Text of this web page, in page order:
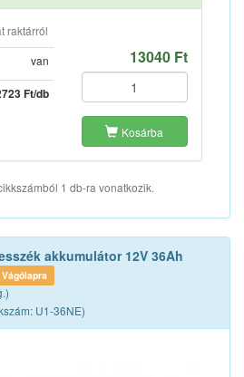
raktárról
van
Ft/db
13040 Ft
Kosárba
1 db-ra vonatkozik.
akkumulátor 12V 36Ah
Vágólapra
U1-36NE)